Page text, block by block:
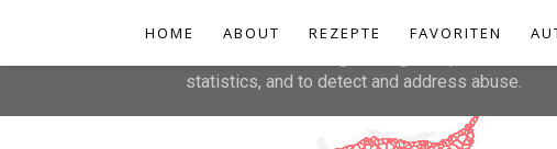
HOME ABOUT REZEPTE FAVORITEN
This site uses cookies from Google to deliver
statistics, and to detect and address abuse.